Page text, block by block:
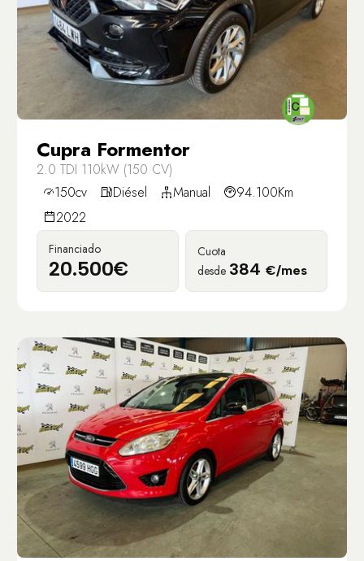
Cupra Formentor
2.0 TDI 110kW (150 CV)
150cv
Diésel Manual
94.100Km
2022
Financiado
20.500€
Cuota
desde 384 €/mes